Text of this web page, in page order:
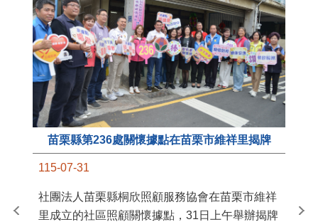
苗栗縣第236處關懷據點在苗栗市維祥里揭牌
115-07-31
社團法人苗栗縣桐欣照顧服務協會在苗栗市維祥
里成立的社區照顧關懷據點，31日上午舉辦揭牌
苗